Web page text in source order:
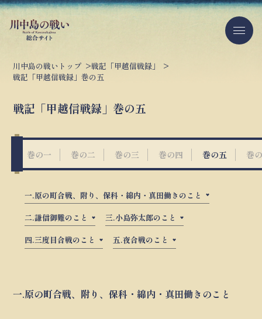
川中島の戦いトップ
戦記「甲越信戦録」
戦記「甲越信戦録」巻の五
戦記「甲越信戦録」巻の五
巻の一 巻の二 巻の三 巻の四 巻の五 巻
一.原の町合戦、附り、保科・綿内・真田働きのこと
二.謙信御難のこと 三.小島弥太郎のこと
四.三度目合戦のこと 五.夜合戦のこと
一.原の町合戦、附り、保科・綿内・真田働きのこと